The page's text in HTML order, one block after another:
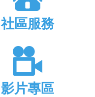
社區服務
影片專區